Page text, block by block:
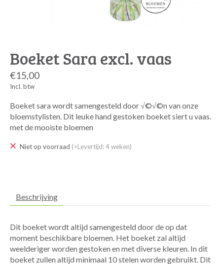
Boeket Sara excl. vaas
€15,00
Incl. btw
Boeket sara wordt samengesteld door √©√©n van onze
bloemstylisten. Dit leuke hand gestoken boeket siert u vaas.
met de mooiste bloemen
Niet op voorraad (>Levertijd: 4 weken)
Beschrijving
Dit boeket wordt altijd samengesteld door de op dat
moment beschikbare bloemen. Het boeket zal altijd
weelderiger worden gestoken en met diverse kleuren. In dit
boeket zullen altijd minimaal 10 stelen worden gebruikt. Dit